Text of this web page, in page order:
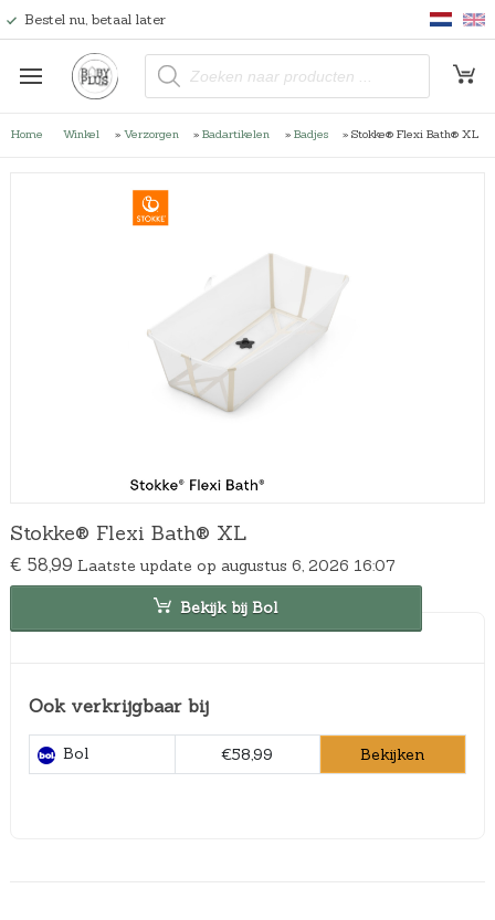
Bestel nu, betaal later
P
o
c
z
o
e
Home Winkel » Verzorgen » Badartikelen » Badjes » Stokke® Flexi Bath® XL
Stokke® Flexi Bath® XL
€ 58,99 Laatste update op augustus 6, 2026 16:07
Bekijk bij Bol
Ook verkrijgbaar bij
Bol €58,99 Bekijken